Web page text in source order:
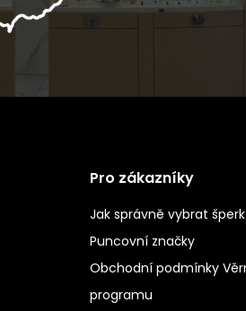
Pro zákazníky
Jak správně vybrat šperk
Puncovní značky
Obchodní podmínky
programu